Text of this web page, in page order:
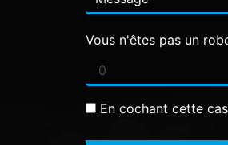
Vous n'êtes pas un
En cochant cette